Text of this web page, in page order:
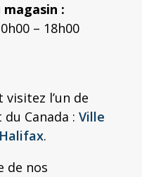
magasin :
– 18h00
l’un de
Canada : Ville
Halifax.
de nos